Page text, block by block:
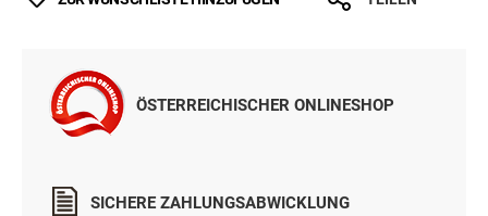
ÖSTERREICHISCHER ONLINESHOP
SICHERE ZAHLUNGSABWICKLUNG